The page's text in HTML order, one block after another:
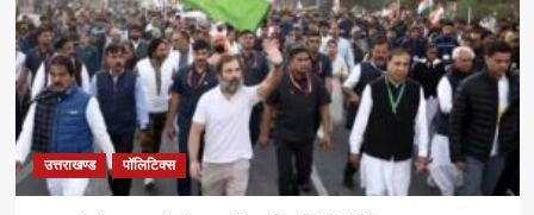
छिद्दरवाला
में
भव्य
स्वागत
स्वागत
उत्तराखण्ड पॉलिटिक्स